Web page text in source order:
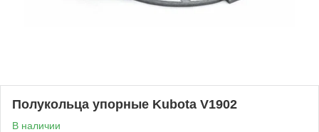
Полукольца упорные Kubota V1902
В наличии